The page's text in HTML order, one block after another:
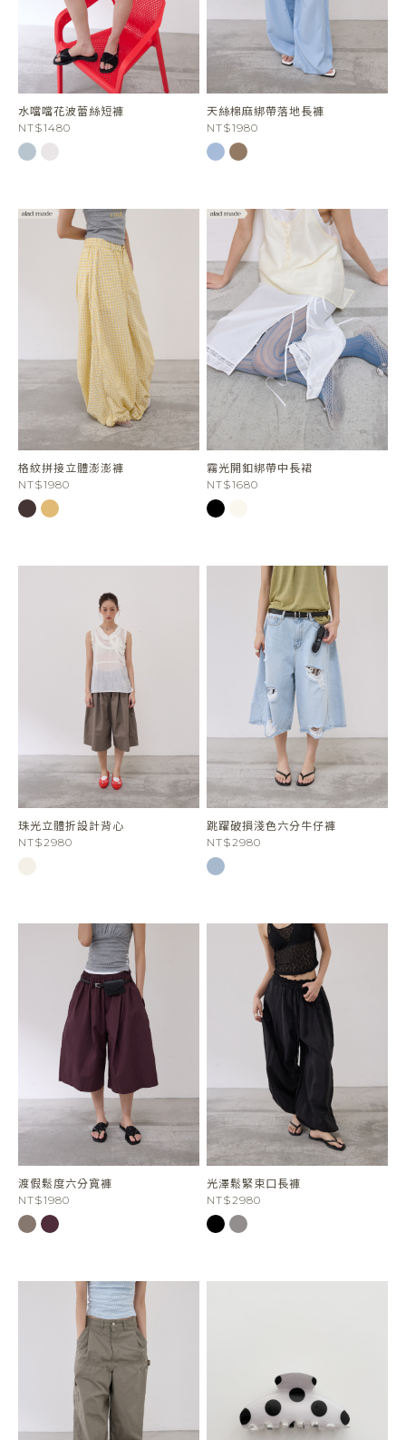
水噹噹花波蕾絲短褲
NT$1480
天絲棉麻綁帶落地長褲
NT$1980
格紋拼接立體澎澎褲
NT$1980
霧光開釦綁帶中長裙
NT$1680
珠光立體折設計背心
NT$2980
跳躍破損淺色六分牛仔褲
NT$2980
渡假鬆度六分寬褲
NT$1980
光澤鬆緊束口長褲
NT$2980